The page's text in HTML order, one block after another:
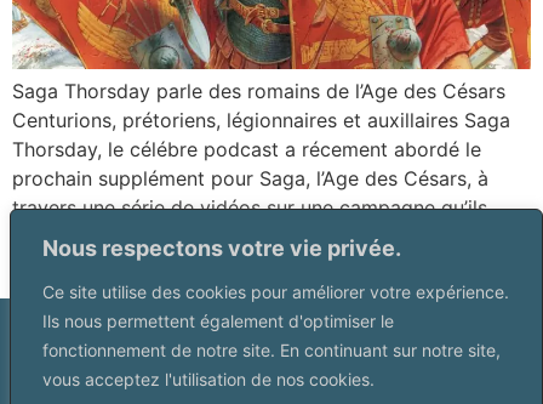
Nous respectons votre vie privée.
Ce site utilise des cookies pour améliorer votre expérience.
Ils nous permettent également d'optimiser le
fonctionnement de notre site. En continuant sur notre site,
vous acceptez l'utilisation de nos cookies.
Saga Thorsday parle des romains de l’Age des Césars
Centurions, prétoriens, légionnaires et auxillaires Saga
Thorsday, le célébre podcast a récement abordé le
prochain supplément pour Saga, l’Age des Césars, à
travers une série de vidéos sur une campagne qu’ils
sont en train d’organiser sur la guerre civile romaine,
celle des 4 empereurs. A cette […]